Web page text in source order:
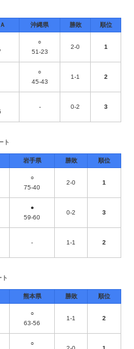
沖縄県 勝敗 順位
○
51-23
2-0 1
○
45-43
1-1 2
- 0-2 3
ト
岩手県 勝敗 順位
○
75-40
2-0 1
●
59-60
0-2 3
- 1-1 2
熊本県 勝敗 順位
○
63-56
1-1 2
○